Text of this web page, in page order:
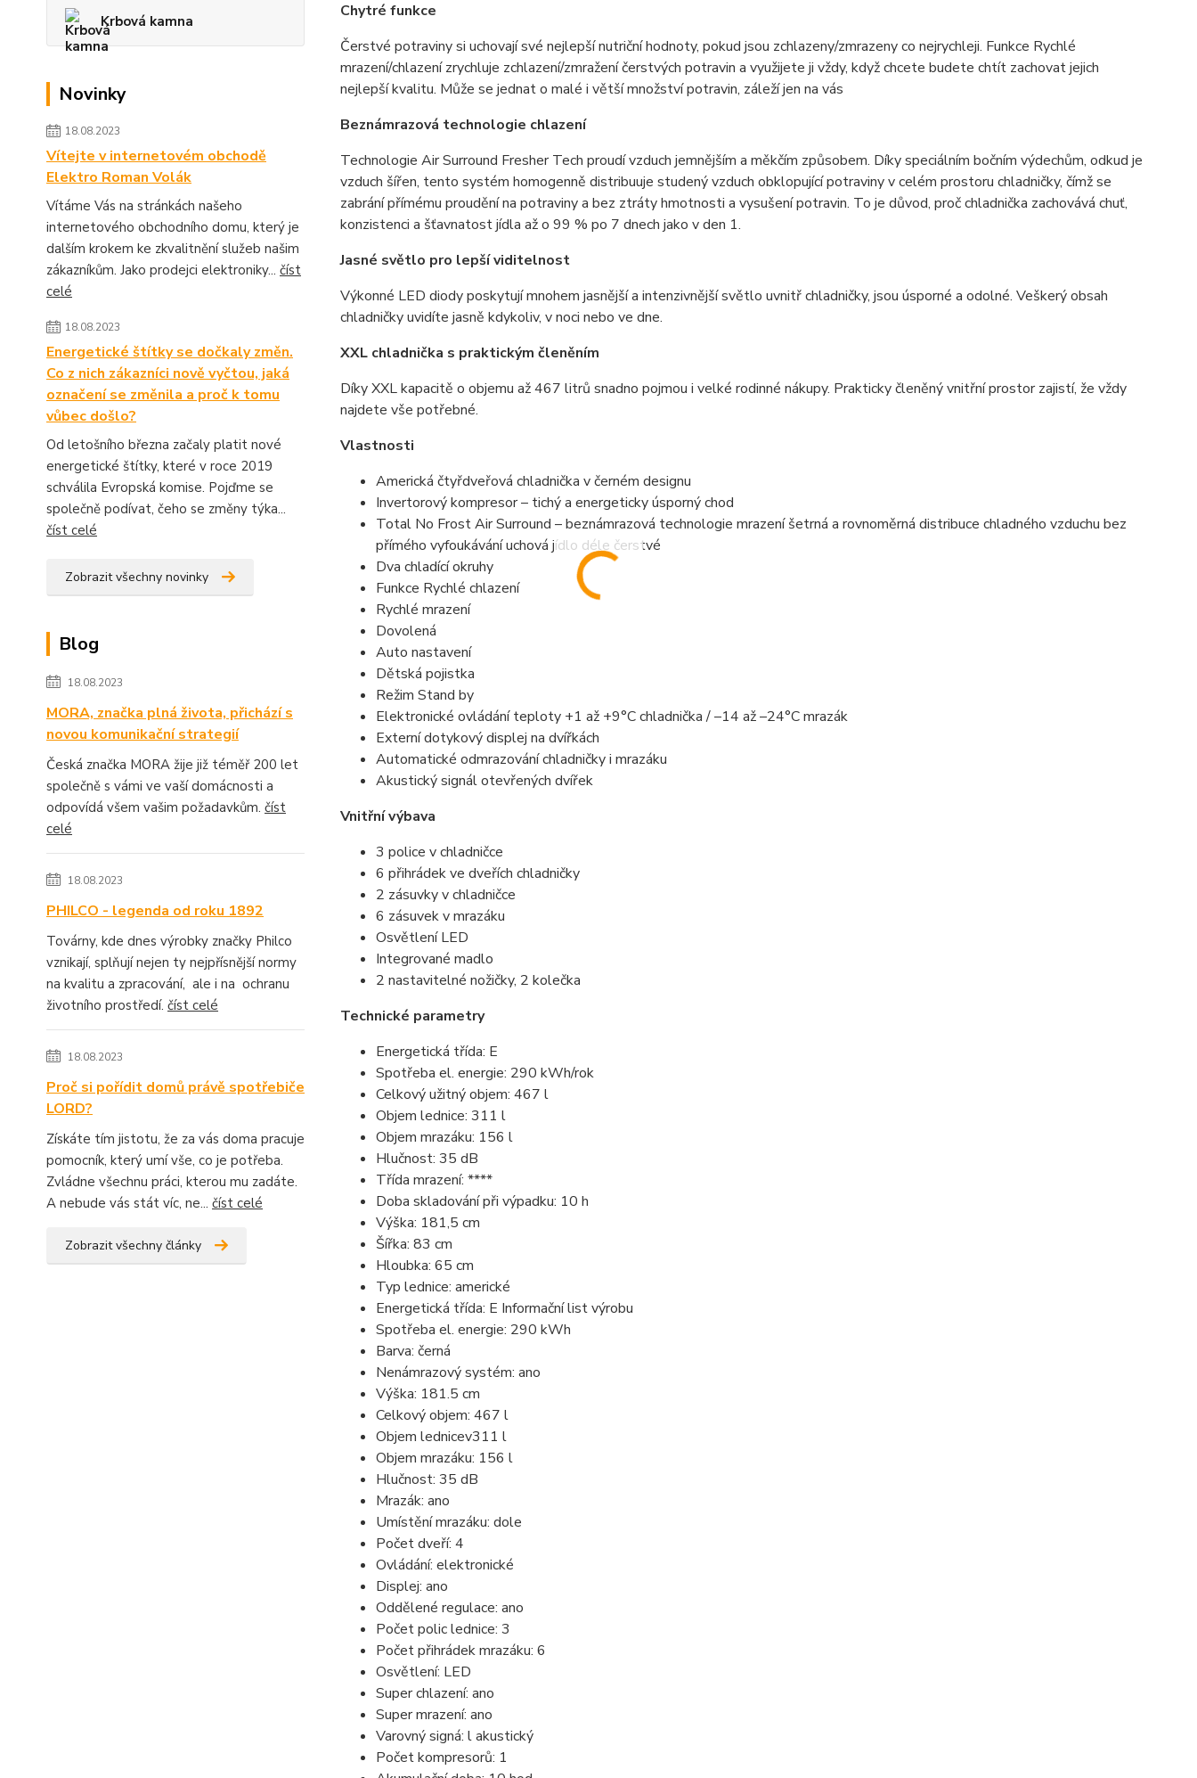
Krbová kamna
Novinky
18.08.2023
Vítejte v internetovém obchodě
Elektro Roman Volák
Vítáme Vás na stránkách našeho
internetového obchodního domu, který je
dalším krokem ke zkvalitnění služeb našim
zákazníkům. Jako prodejci elektroniky... číst
celé
18.08.2023
Energetické štítky se dočkaly změn.
Co z nich zákazníci nově vyčtou, jaká
označení se změnila a proč k tomu
vůbec došlo?
Od letošního března začaly platit nové
energetické štítky, které v roce 2019
schválila Evropská komise. Pojďme se
společně podívat, čeho se změny týka...
číst celé
Zobrazit všechny novinky
Blog
18.08.2023
MORA, značka plná života, přichází s
novou komunikační strategií
Česká značka MORA žije již téměř 200 let
společně s vámi ve vaší domácnosti a
odpovídá všem vašim požadavkům. číst
celé
18.08.2023
PHILCO - legenda od roku 1892
Továrny, kde dnes výrobky značky Philco
vznikají, splňují nejen ty nejpřísnější normy
na kvalitu a zpracování, ale i na ochranu
životního prostředí. číst celé
18.08.2023
Proč si pořídit domů právě spotřebiče
LORD?
Získáte tím jistotu, že za vás doma pracuje
pomocník, který umí vše, co je potřeba.
Zvládne všechnu práci, kterou mu zadáte.
A nebude vás stát víc, ne... číst celé
Zobrazit všechny články
Chytré funkce
Čerstvé potraviny si uchovají své nejlepší nutriční hodnoty, pokud jsou zchlazeny/zmrazeny co nejrychleji. Funkce Rychlé
mrazení/chlazení zrychluje zchlazení/zmražení čerstvých potravin a využijete ji vždy, když chcete budete chtít zachovat jejich
nejlepší kvalitu. Může se jednat o malé i větší množství potravin, záleží jen na vás
Beznámrazová technologie chlazení
Technologie Air Surround Fresher Tech proudí vzduch jemnějším a měkčím způsobem. Díky speciálním bočním výdechům, odkud je
vzduch šířen, tento systém homogenně distribuuje studený vzduch obklopující potraviny v celém prostoru chladničky, čímž se
zabrání přímému proudění na potraviny a bez ztráty hmotnosti a vysušení potravin. To je důvod, proč chladnička zachovává chuť,
konzistenci a šťavnatost jídla až o 99 % po 7 dnech jako v den 1.
Jasné světlo pro lepší viditelnost
Výkonné LED diody poskytují mnohem jasnější a intenzivnější světlo uvnitř chladničky, jsou úsporné a odolné. Veškerý obsah
chladničky uvidíte jasně kdykoliv, v noci nebo ve dne.
XXL chladnička s praktickým členěním
Díky XXL kapacitě o objemu až 467 litrů snadno pojmou i velké rodinné nákupy. Prakticky členěný vnitřní prostor zajistí, že vždy
najdete vše potřebné.
Vlastnosti
Americká čtyřdveřová chladnička v černém designu
Invertorový kompresor – tichý a energeticky úsporný chod
Total No Frost Air Surround – beznámrazová technologie mrazení šetrná a rovnoměrná distribuce chladného vzduchu bez
přímého vyfoukávání uchová jídlo déle čerstvé
Dva chladící okruhy
Funkce Rychlé chlazení
Rychlé mrazení
Dovolená
Auto nastavení
Dětská pojistka
Režim Stand by
Elektronické ovládání teploty +1 až +9°C chladnička / –14 až –24°C mrazák
Externí dotykový displej na dvířkách
Automatické odmrazování chladničky i mrazáku
Akustický signál otevřených dvířek
Vnitřní výbava
3 police v chladničce
6 přihrádek ve dveřích chladničky
2 zásuvky v chladničce
6 zásuvek v mrazáku
Osvětlení LED
Integrované madlo
2 nastavitelné nožičky, 2 kolečka
Technické parametry
Energetická třída: E
Spotřeba el. energie: 290 kWh/rok
Celkový užitný objem: 467 l
Objem lednice: 311 l
Objem mrazáku: 156 l
Hlučnost: 35 dB
Třída mrazení: ****
Doba skladování při výpadku: 10 h
Výška: 181,5 cm
Šířka: 83 cm
Hloubka: 65 cm
Typ lednice: americké
Energetická třída: E Informační list výrobu
Spotřeba el. energie: 290 kWh
Barva: černá
Nenámrazový systém: ano
Výška: 181.5 cm
Celkový objem: 467 l
Objem lednicev311 l
Objem mrazáku: 156 l
Hlučnost: 35 dB
Mrazák: ano
Umístění mrazáku: dole
Počet dveří: 4
Ovládání: elektronické
Displej: ano
Oddělené regulace: ano
Počet polic lednice: 3
Počet přihrádek mrazáku: 6
Osvětlení: LED
Super chlazení: ano
Super mrazení: ano
Varovný signá: l akustický
Počet kompresorů: 1